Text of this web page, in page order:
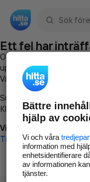
Ett fel har
Om du vill kan du
uppstod så att vi lättare
Vänligen försök med
Surfa till
Klicka påTillbaka-
Vi beklagar besväret!
Till startsidan
Bättre
hjälp av
Vi och våra
information med
enhetsidentifierare
av informationen
tjänster.